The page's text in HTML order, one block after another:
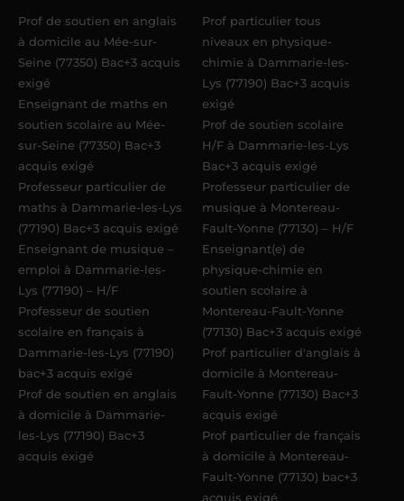
Prof de soutien en anglais
à domicile au Mée-sur-
Seine (77350) Bac+3 acquis
exigé
Enseignant de maths en
soutien scolaire au Mée-
sur-Seine (77350) Bac+3
acquis exigé
Professeur particulier de
maths à Dammarie-les-Lys
(77190) Bac+3 acquis exigé
Enseignant de musique –
emploi à Dammarie-les-
Lys (77190) – H/F
Professeur de soutien
scolaire en français à
Dammarie-les-Lys (77190)
bac+3 acquis exigé
Prof de soutien en anglais
à domicile à Dammarie-
les-Lys (77190) Bac+3
acquis exigé
Prof particulier tous
niveaux en physique-
chimie à Dammarie-les-
Lys (77190) Bac+3 acquis
exigé
Prof de soutien scolaire
H/F à Dammarie-les-Lys
Bac+3 acquis exigé
Professeur particulier de
musique à Montereau-
Fault-Yonne (77130) – H/F
Enseignant(e) de
physique-chimie en
soutien scolaire à
Montereau-Fault-Yonne
(77130) Bac+3 acquis exigé
Prof particulier d'anglais à
domicile à Montereau-
Fault-Yonne (77130) Bac+3
acquis exigé
Prof particulier de français
à domicile à Montereau-
Fault-Yonne (77130) bac+3
acquis exigé